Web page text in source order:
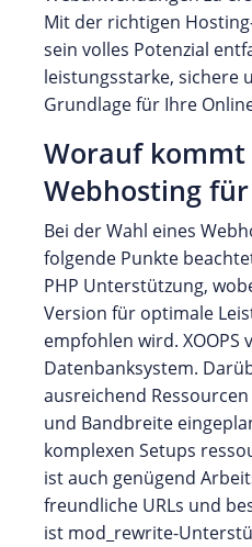
Mit der richtigen
sein volles Potenzial
leistungsstarke, sichere
Grundlage für Ihre
Worauf kommt
Webhosting für
Bei der Wahl eines
folgende Punkte
PHP Unterstützung,
Version für optimale
empfohlen wird. XOOPS
Datenbanksystem.
ausreichend
und Bandbreite
komplexen Setups
ist auch genügend
freundliche URLs und
ist mod_rewrite-